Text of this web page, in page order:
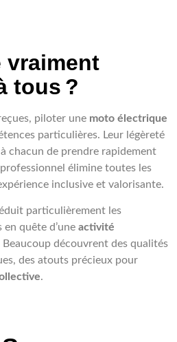
vraiment
tous ?
piloter une moto électrique
particulières. Leur légèreté
chacun de prendre rapidement
élimine toutes les
inclusive et valorisante.
particulièrement les
quête d’une activité
Beaucoup découvrent des qualités
des atouts précieux pour
.